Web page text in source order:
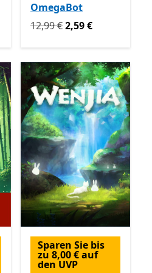
3,99 €
OmegaBot
Ursprünglich 12,99 € jetzt
12,99 €2,59 €
Sparen Sie bis
zu 8,00 € auf
den UVP